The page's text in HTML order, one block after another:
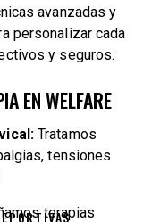
avanzadas y
personalizar cada
y seguros.
EN WELFARE
Tratamos
tensiones
terapias